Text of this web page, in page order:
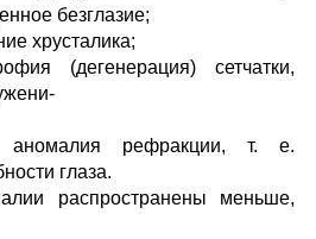
безглазие;
хрусталика;
(дегенерация) сетчатки,
рефракции, т. е.
глаза.
распространены меньше,